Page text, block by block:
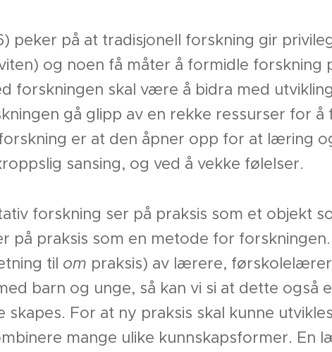
peker på at tradisjonell forskning gir
og noen få måter å formidle forskning
forskningen skal være å bidra med
gå glipp av en rekke ressurser for å
er at den åpner opp for at læring
sansing, og ved å vekke følelser.
forskning ser på praksis som et objekt
på praksis som en metode for
til om praksis) av lærere,
barn og unge, så kan vi si at dette også
skapes. For at ny praksis skal kunne
mange ulike kunnskapsformer. En